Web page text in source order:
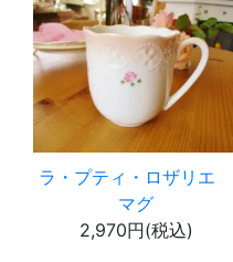
ラ・プティ・ロザリエ
マグ
2,970円(税込)